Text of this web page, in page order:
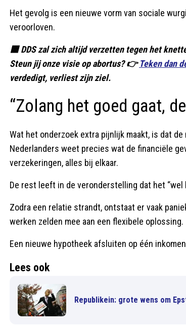
Het gevolg is een nieuwe vorm van sociale
veroorloven.
🟦 DDS zal zich altijd verzetten tegen het
Steun jij onze visie op abortus? 👉Teken dan
verdedigt, verliest zijn ziel.
“Zolang het goed gaat,
Wat het onderzoek extra pijnlijk maakt, is dat
Nederlanders weet precies wat de financiële
verzekeringen, alles bij elkaar.
De rest leeft in de veronderstelling dat het
Zodra een relatie strandt, ontstaat er vaak
werken zelden mee aan een flexibele oplossing.
Een nieuwe hypotheek afsluiten op één
Lees ook
Republikein: grote wens om